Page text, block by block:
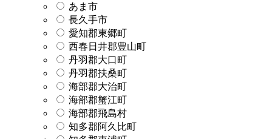
あま市
長久手市
愛知郡東郷町
西春日井郡豊山町
丹羽郡大口町
丹羽郡扶桑町
海部郡大治町
海部郡蟹江町
海部郡飛島村
知多郡阿久比町